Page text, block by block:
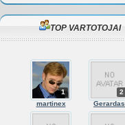
TOP VARTOTOJAI
1
martinex
2
Gerardas